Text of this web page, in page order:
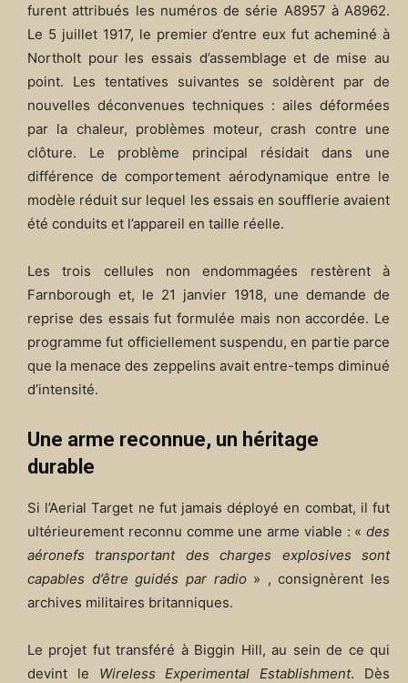
furent attribués les numéros de série A8957 à A8962.
Le 5 juillet 1917, le premier d’entre eux fut acheminé à
Northolt pour les essais d’assemblage et de mise au
point. Les tentatives suivantes se soldèrent par de
nouvelles déconvenues techniques : ailes déformées
par la chaleur, problèmes moteur, crash contre une
clôture. Le problème principal résidait dans une
différence de comportement aérodynamique entre le
modèle réduit sur lequel les essais en soufflerie avaient
été conduits et l’appareil en taille réelle.
Les trois cellules non endommagées restèrent à
Farnborough et, le 21 janvier 1918, une demande de
reprise des essais fut formulée mais non accordée. Le
programme fut officiellement suspendu, en partie parce
que la menace des zeppelins avait entre-temps diminué
d’intensité.
Une arme reconnue, un héritage
durable
Si l’Aerial Target ne fut jamais déployé en combat, il fut
ultérieurement reconnu comme une arme viable : « des
aéronefs transportant des charges explosives sont
capables d’être guidés par radio» , consignèrent les
archives militaires britanniques.
Le projet fut transféré à Biggin Hill, au sein de ce qui
devint le Wireless Experimental Establishment. Dès